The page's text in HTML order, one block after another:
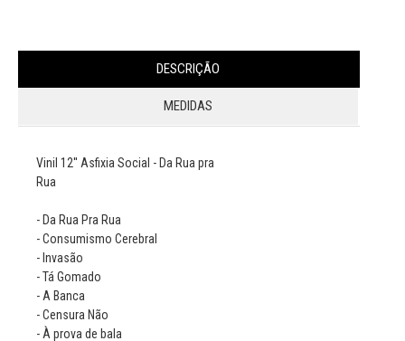
DESCRIÇÃO
MEDIDAS
Vinil 12'' Asfixia Social - Da Rua pra
Rua
- Da Rua Pra Rua
- Consumismo Cerebral
- Invasão
- Tá Gomado
- A Banca
- Censura Não
- À prova de bala